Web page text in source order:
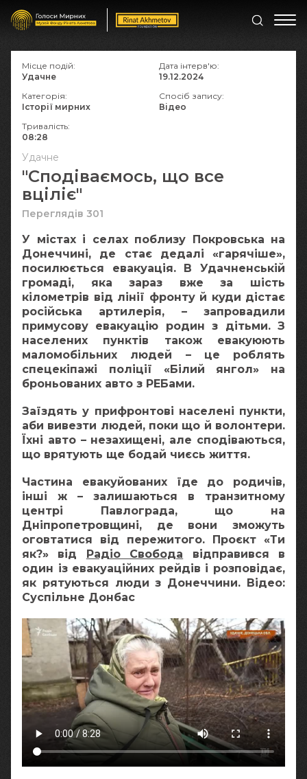
Удачне
"Сподіваємось, що все
вціліє"
Переглядів 301
У містах і селах поблизу Покровська на
Донеччині, де стає дедалі «гарячіше»,
посилюється евакуація. В Удачненській
громаді, яка зараз вже за шість
кілометрів від лінії фронту й куди дістає
російська артилерія, – запровадили
примусову евакуацію родин з дітьми. З
населених пунктів також евакуюють
маломобільних людей – це роблять
спецекіпажі поліції «Білий янгол» на
броньованих авто з РЕБами.
Заїздять у прифронтові населені пункти,
аби вивезти людей, поки що й волонтери.
Їхні авто – незахищені, але сподіваються,
що врятують ще бодай чиєсь життя.
Частина евакуйованих їде до родичів,
інші ж – залишаються в транзитному
центрі Павлограда, що на
Дніпропетровщині, де вони зможуть
оговтатися від пережитого. Проєкт «Ти
як?» від
Радіо Свобода відправився в
один із евакуаційних рейдів і розповідає,
як рятуються люди з Донеччини. Відео:
Суспільне Донбас
Місце подій:
Удачне
Дата інтерв'ю:
19.12.2024
Категорія:
Історії мирних
Спосіб запису:
Відео
Тривалість:
08:28